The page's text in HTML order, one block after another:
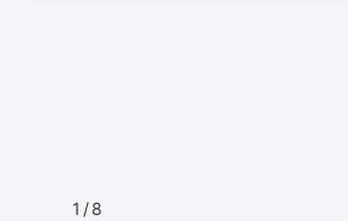
1 /8